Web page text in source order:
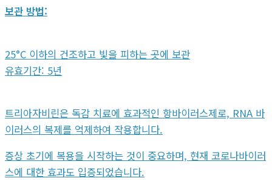
보관 방법:
25°C 이하의 건조하고 빛을 피하는 곳에 보관
유효기간: 5년
트리아자비린은 독감 치료에 효과적인 항바이러스제로, RNA 바
이러스의 복제를 억제하여 작용합니다.
증상 초기에 복용을 시작하는 것이 중요하며, 현재 코로나바이러
스에 대한 효과도 입증되었습니다.